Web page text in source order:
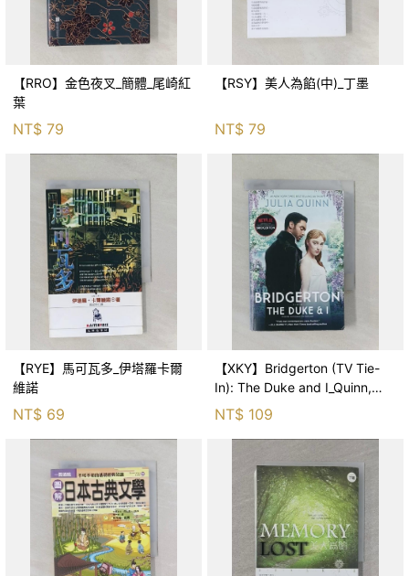
【RRO】金色夜叉_簡體_尾崎紅
葉
NT$ 79
【RSY】美人為餡(中)_丁墨
NT$ 79
【RYE】馬可瓦多_伊塔羅卡爾
維諾
NT$ 69
【XKY】Bridgerton (TV Tie-
In): The Duke and I_Quinn,
Julia
NT$ 109